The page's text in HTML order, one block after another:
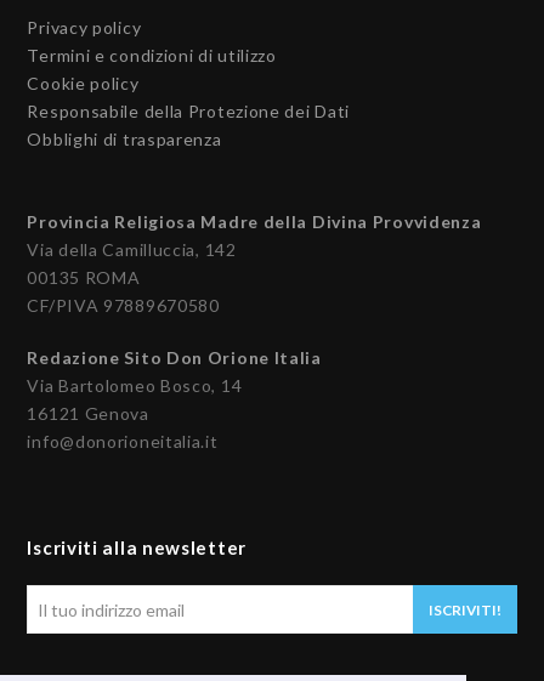
Privacy policy
Termini e condizioni di utilizzo
Cookie policy
Responsabile della Protezione dei Dati
Obblighi di trasparenza
Provincia Religiosa Madre della Divina Provvidenza
Via della Camilluccia, 142
00135 ROMA
CF/PIVA 97889670580
Redazione Sito Don Orione Italia
Via Bartolomeo Bosco, 14
16121 Genova
info@donorioneitalia.it
Iscriviti alla newsletter
ISCRIVITI!